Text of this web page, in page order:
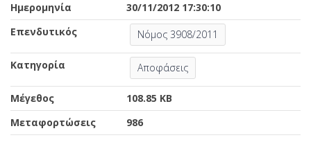
Ημερομηνία
30/11/2012 17:30:10
Επενδυτικός
Νόμος 3908/2011
Κατηγορία Αποφάσεις
Μέγεθος
108.85 KB
Μεταφορτώσεις
986